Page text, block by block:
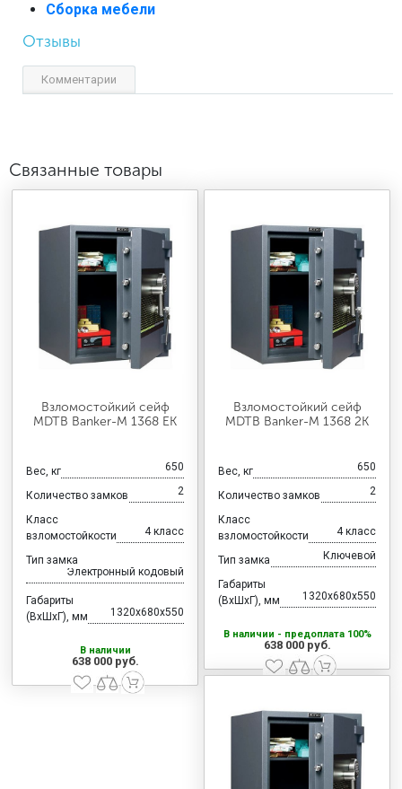
Сборка мебели
Отзывы
Комментарии
Связанные товары
Взломостойкий сейф
MDTB Banker-M 1368 EK
Вес, кг 650
Количество замков 2
Класс
взломостойкости
4 класс
Тип замка
Электронный кодовый
Габариты
(ВхШхГ), мм
1320x680x550
В наличии
638 000 руб.
Взломостойкий сейф
MDTB Banker-M 1368 2K
Вес, кг 650
Количество замков 2
Класс
взломостойкости
4 класс
Тип замка Ключевой
Габариты
(ВхШхГ), мм
1320x680x550
В наличии - предоплата 100%
638 000 руб.